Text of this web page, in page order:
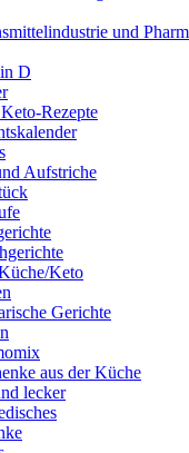
und
D
Rezepte
Aufstriche
Keto
Gerichte
aus der Küche
lecker